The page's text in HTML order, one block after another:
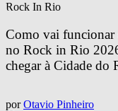
Rock In Rio
Como vai funcionar
no Rock in Rio
chegar à Cidade do
por Otavio Pinheiro